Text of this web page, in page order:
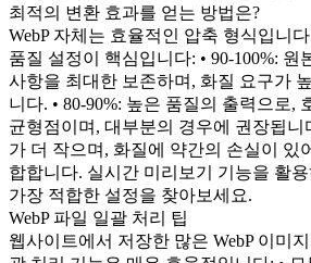
최적의 변환 효과를 얻는 방법은?
WebP 자체는 효율적인 압축 형식입니
품질 설정이 핵심입니다: • 90-100%: 원
사항을 최대한 보존하며, 화질 요구가
니다. • 80-90%: 높은 품질의 출력으로,
균형점이며, 대부분의 경우에 권장됩니
가 더 작으며, 화질에 약간의 손실이 있
합합니다. 실시간 미리보기 기능을 활
가장 적합한 설정을 찾아보세요.
WebP 파일 일괄 처리 팁
웹사이트에서 저장한 많은 WebP 이미